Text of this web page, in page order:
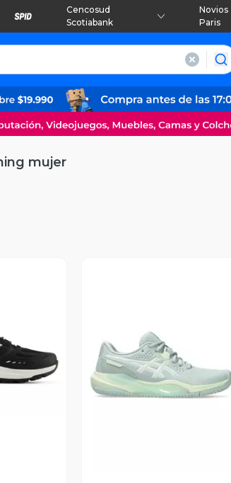
Cencosud
Scotiabank
Novios
Paris
mujer
Vista Previa